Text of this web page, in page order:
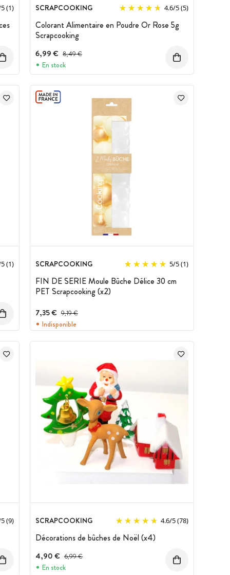
5(1) SCRAPCOOKING 4.6/5(5)
Colorant Alimentaire en Poudre Or Rose 5g
Scrapcooking
6,99 € Prix avant réduction :
8,49 €
En stock
5(1) SCRAPCOOKING 5/5(1)
FIN DE SERIE Moule Bûche Délice 30 cm
PET Scrapcooking (x2)
7,35 € Prix avant réduction :
9,19 €
Indisponible
5(9) SCRAPCOOKING 4.6/5(78)
Décorations de bûches de Noël (x4)
4,90 € Prix avant réduction :
6,99 €
En stock